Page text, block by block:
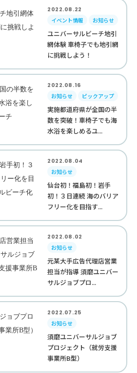
2022.08.22
イベント情報
お知らせ
ユニバーサルビーチ地引
網体験 車椅子でも地引網
に挑戦しよう！
2022.08.16
お知らせ
ピックアップ
実施都道府県が全国の半
数を突破！車椅子でも海
水浴を楽しめるユ...
2022.08.04
お知らせ
仙台初！福島初！岩手
初！３日連続 海のバリア
フリー化を目指す...
2022.08.02
お知らせ
元某大手広告代理店営業
担当が指導 須磨ユニバー
サルジョブプロ...
2022.07.25
お知らせ
須磨ユニバーサルジョブ
プロジェクト（就労支援
事業所B型）